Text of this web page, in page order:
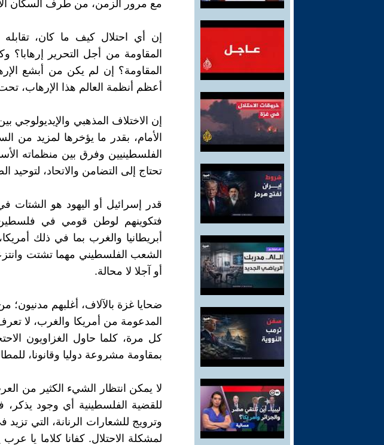
مع مرور الزمن، من طرف السكان
إن أي احتلال كيف ما كان،
المقاومة من أجل التحرير إرهابا؟
المقاومة؟ إن لم يكن من أبشع
أعظم أنظمة العالم هذا الإرهاب،
إن الاختلاف المذهبي والإيديولوجي
الأمام، بقدر ما يؤخرها لمزيد من
الفلسطينيين وفرق بين منظماته
تحتاج إلى التضامن والاتحاد، لتوحيد
قدر إسرائيل أو اليهود هو الشتات
فتكوينهم لوطن قومي في
أبريطانيا والغرب بما في ذلك
الشعب الفلسطيني مهما تشتت
أو آجلا لا محالة.
ضحايا غزة بالآلاف، أغلبهم مدنيون؛
المدعومة من أمريكا والغرب، لا
كل مرة، كلما حاول الغزاويون
بمقاومة مشروعة دوليا وقانونا،
لا يمكن انتظار الشيء الكثير من
للقضية الفلسطينية أي وجود
وترويج للشعارات الرنانة، التي
لمشكلة الاحتلال. كفانا كلاما يا